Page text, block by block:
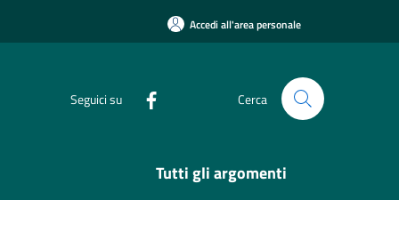
Accedi all'area personale
Seguici su Cerca
Tutti gli argomenti